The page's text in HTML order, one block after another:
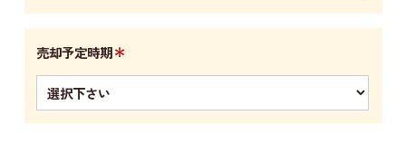
売却予定時期＊